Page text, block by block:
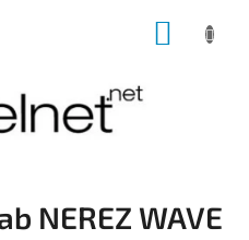
NEREZ WAVE